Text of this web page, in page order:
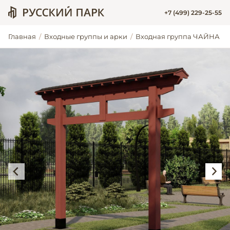
+7 (499) 229-25-55
Главная Входные группы и арки Входная группа ЧАЙНА